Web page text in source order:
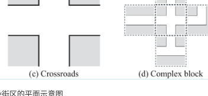
区的平面示意图